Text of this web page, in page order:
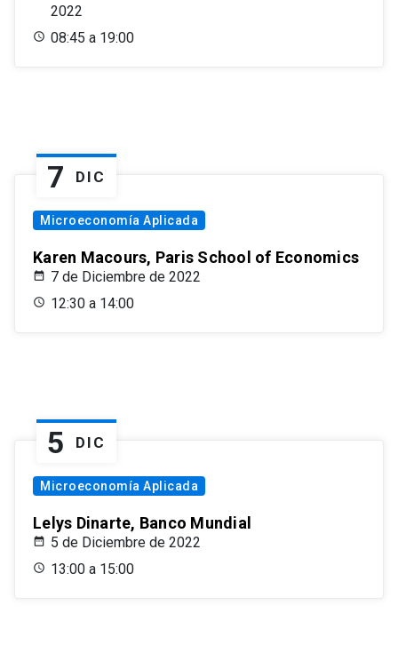
2022
08:45 a 19:00
7 DIC
Microeconomía Aplicada
Karen Macours, Paris School of Economics
7 de Diciembre de 2022
12:30 a 14:00
5 DIC
Microeconomía Aplicada
Lelys Dinarte, Banco Mundial
5 de Diciembre de 2022
13:00 a 15:00